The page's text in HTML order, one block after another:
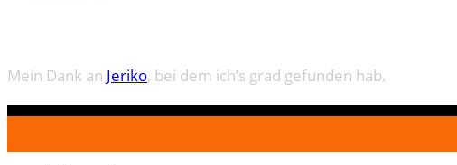
Mein Dank an Jeriko, bei dem ich’s grad gefunden hab.